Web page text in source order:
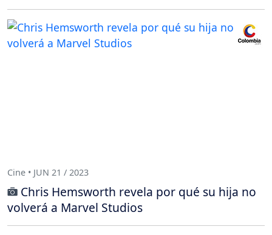
Cine • JUN 21 / 2023
Chris Hemsworth revela por qué su hija no
volverá a Marvel Studios